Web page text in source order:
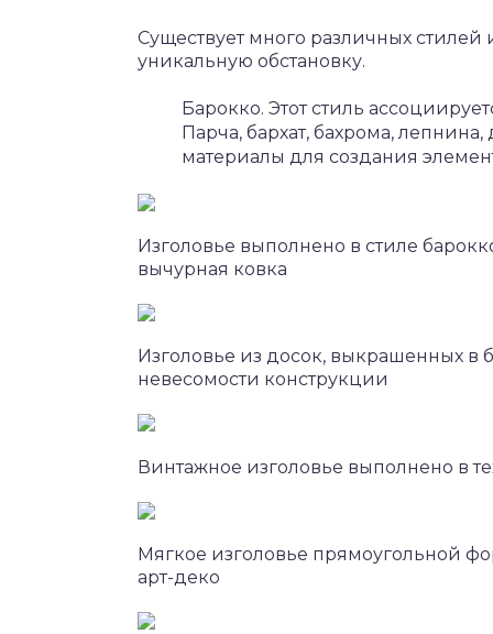
Существует много различных стилей
уникальную обстановку.
Барокко. Этот стиль
Парча, бархат, бахрома,
материалы для создания
Изголовье выполнено в стиле
вычурная ковка
Изголовье из досок, выкрашенных в
невесомости конструкции
Винтажное изголовье выполнено в
Мягкое изголовье прямоугольной
арт-деко